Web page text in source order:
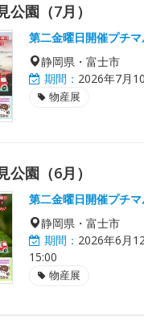
園（7月）
第二金曜日開催プチ
静岡県・富士市
期間： 2026年7月
物産展
園（6月）
第二金曜日開催プチ
静岡県・富士市
期間： 2026年6月
15:00
物産展